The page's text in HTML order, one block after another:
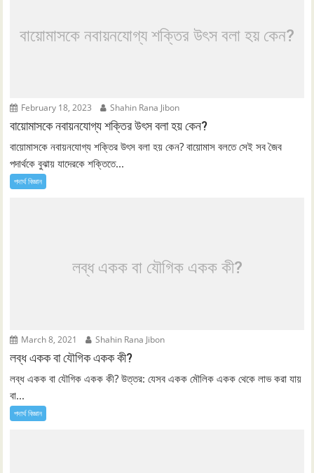
বায়োমাসকে নবায়নযোগ্য শক্তির উৎস বলা হয় কেন?
February 18, 2023 Shahin Rana Jibon
বায়োমাসকে নবায়নযোগ্য শক্তির উৎস বলা হয় কেন?
বায়োমাসকে নবায়নযোগ্য শক্তির উৎস বলা হয় কেন? বায়োমাস বলতে সেই সব জৈব
পদার্থকে বুঝায় যাদেরকে শক্তিতে...
পদার্থ বিজ্ঞান
লব্ধ একক বা যৌগিক একক কী?
March 8, 2021 Shahin Rana Jibon
লব্ধ একক বা যৌগিক একক কী?
লব্ধ একক বা যৌগিক একক কী? উত্তর: যেসব একক মৌলিক একক থেকে লাভ করা যায়
বা...
পদার্থ বিজ্ঞান